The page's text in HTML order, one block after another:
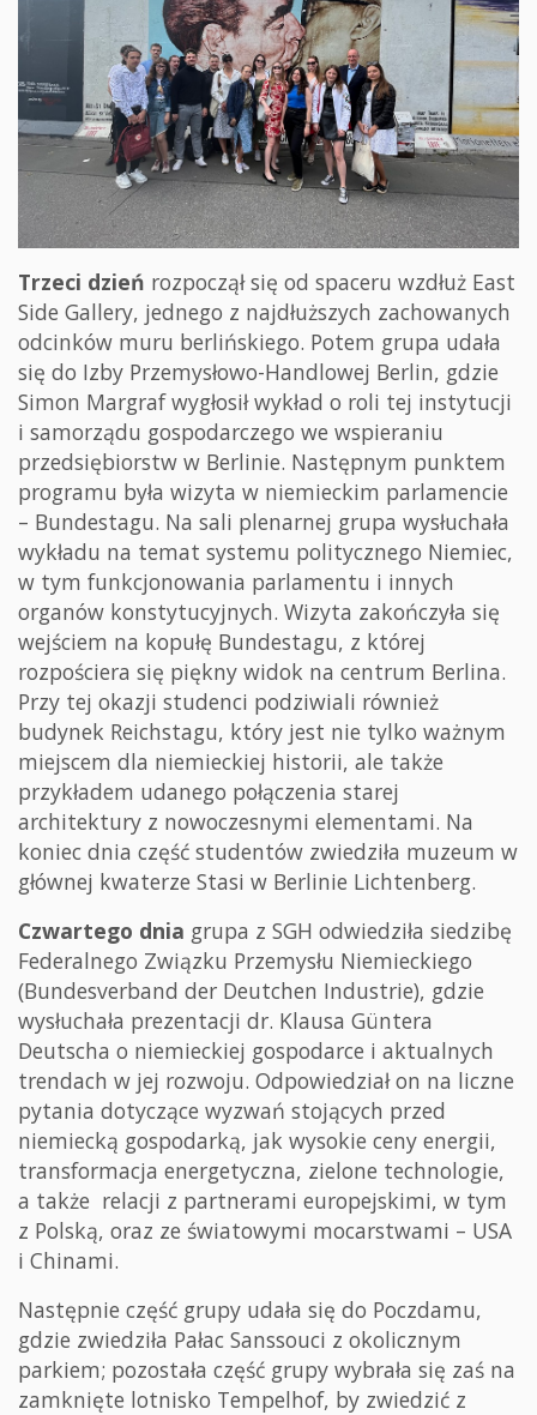
Trzeci dzień rozpoczął się od spaceru wzdłuż East
Side Gallery, jednego z najdłuższych zachowanych
odcinków muru berlińskiego. Potem grupa udała
się do Izby Przemysłowo-Handlowej Berlin, gdzie
Simon Margraf wygłosił wykład o roli tej instytucji
i samorządu gospodarczego we wspieraniu
przedsiębiorstw w Berlinie. Następnym punktem
programu była wizyta w niemieckim parlamencie
– Bundestagu. Na sali plenarnej grupa wysłuchała
wykładu na temat systemu politycznego Niemiec,
w tym funkcjonowania parlamentu i innych
organów konstytucyjnych. Wizyta zakończyła się
wejściem na kopułę Bundestagu, z której
rozpościera się piękny widok na centrum Berlina.
Przy tej okazji studenci podziwiali również
budynek Reichstagu, który jest nie tylko ważnym
miejscem dla niemieckiej historii, ale także
przykładem udanego połączenia starej
architektury z nowoczesnymi elementami. Na
koniec dnia część studentów zwiedziła muzeum w
głównej kwaterze Stasi w Berlinie Lichtenberg.
Czwartego dnia grupa z SGH odwiedziła siedzibę
Federalnego Związku Przemysłu Niemieckiego
(Bundesverband der Deutchen Industrie), gdzie
wysłuchała prezentacji dr. Klausa Güntera
Deutscha o niemieckiej gospodarce i aktualnych
trendach w jej rozwoju. Odpowiedział on na liczne
pytania dotyczące wyzwań stojących przed
niemiecką gospodarką, jak wysokie ceny energii,
transformacja energetyczna, zielone technologie,
a także relacji z partnerami europejskimi, w tym
z Polską, oraz ze światowymi mocarstwami – USA
i Chinami.
Następnie część grupy udała się do Poczdamu,
gdzie zwiedziła Pałac Sanssouci z okolicznym
parkiem; pozostała część grupy wybrała się zaś na
zamknięte lotnisko Tempelhof, by zwiedzić z